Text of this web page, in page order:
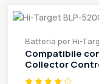
Batteria per Hi-
Compatibile
Collector